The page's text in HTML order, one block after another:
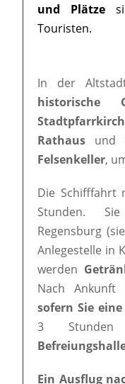
und Plätze
Touristen.
In der
historische
Rathaus und
Felsenkeller,
Die Schifffahrt
Stunden.
Regensburg
Anlegestelle in
werden
Nach Ankunft
sofern Sie
3
Ein Ausflug